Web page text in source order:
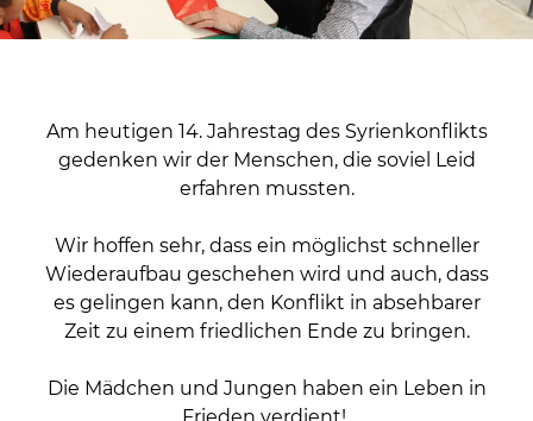
Am heutigen 14. Jahrestag des Syrienkonflikts
gedenken wir der Menschen, die soviel Leid
erfahren mussten.
Wir hoffen sehr, dass ein möglichst schneller
Wiederaufbau geschehen wird und auch, dass
es gelingen kann, den Konflikt in absehbarer
Zeit zu einem friedlichen Ende zu bringen.
Die Mädchen und Jungen haben ein Leben in